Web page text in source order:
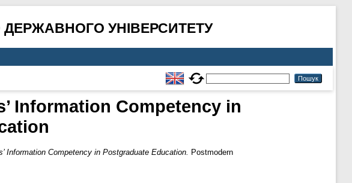
УНІВЕРСИТЕТУ
Information Competency in
Information Competency in Postgraduate Education. Postmodern